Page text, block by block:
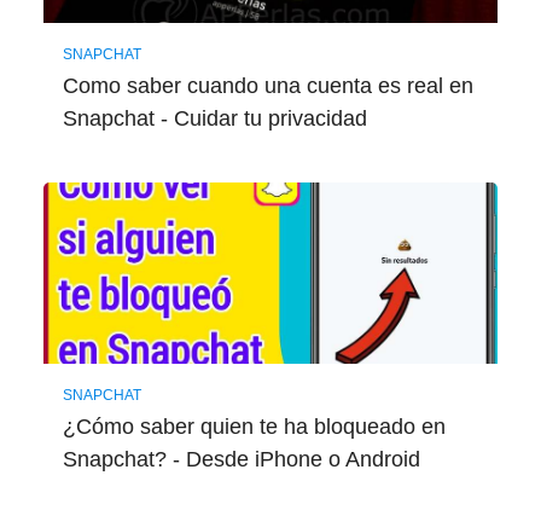
SNAPCHAT
Como saber cuando una cuenta es real en
Snapchat - Cuidar tu privacidad
SNAPCHAT
¿Cómo saber quien te ha bloqueado en
Snapchat? - Desde iPhone o Android